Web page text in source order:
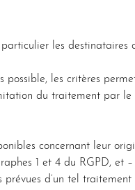
les destinataires
possible, les critères
du traitement par
concernant leur
1 et 4 du RGPD, et
d’un tel traitement